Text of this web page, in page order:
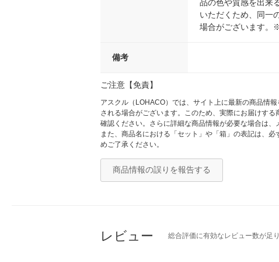
品の色や質感を出来
いただくため、同一
場合がございます。
備考
ご注意【免責】
アスクル（LOHACO）では、サイト上に最新の商品情
される場合がございます。このため、実際にお届けす
確認ください。さらに詳細な商品情報が必要な場合は、
また、商品名における「セット」や「箱」の表記は、
めご了承ください。
商品情報の誤りを報告する
レビュー 総合評価に有効なレビュー数が足